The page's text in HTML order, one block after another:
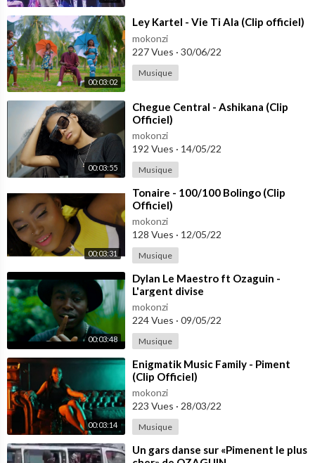
00:03:02
⁣Ley Kartel - Vie Ti Ala (Clip officiel)
mokonzi
227 Vues · 30/06/22
Musique
00:03:55
⁣Chegue Central - Ashikana (Clip
Officiel)
mokonzi
192 Vues · 14/05/22
Musique
00:03:31
⁣Tonaire - 100/100 Bolingo (Clip
Officiel)
mokonzi
128 Vues · 12/05/22
Musique
00:03:48
⁣Dylan Le Maestro ft Ozaguin -
L'argent divise
mokonzi
224 Vues · 09/05/22
Musique
00:03:14
⁣Enigmatik Music Family - Piment
(Clip Officiel)
mokonzi
223 Vues · 28/03/22
Musique
⁣⁣Un gars danse sur «Pimenent le plus